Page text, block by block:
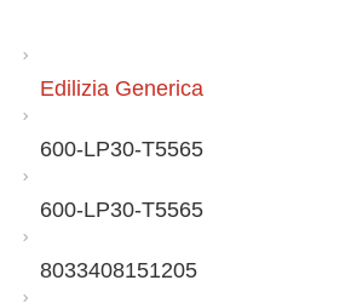
Edilizia Generica
600-LP30-T5565
600-LP30-T5565
8033408151205